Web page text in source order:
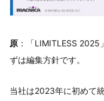
原 ：「LIMITLESS
ずは編集方針です。
当社は2023年に初めて